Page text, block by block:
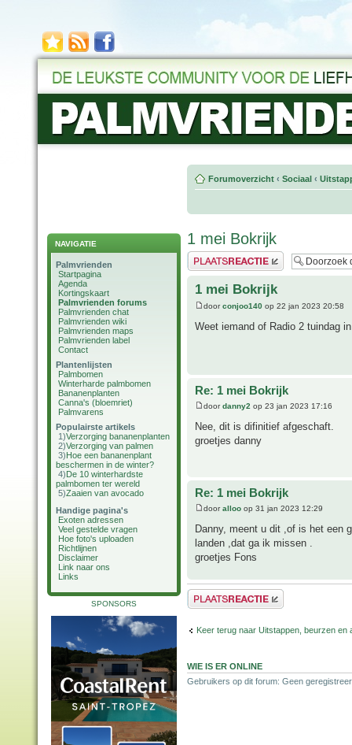
NAVIGATIE
Palmvrienden
Startpagina
Agenda
Kortingskaart
Palmvrienden forums
Palmvrienden chat
Palmvrienden wiki
Palmvrienden maps
Palmvrienden label
Contact
Plantenlijsten
Palmbomen
Winterharde palmbomen
Bananenplanten
Canna's (bloemriet)
Palmvarens
Populairste artikels
1)Verzorging bananenplanten
2)Verzorging van palmen
3)Hoe een bananenplant
beschermen in de winter?
4)De 10 winterhardste
palmbomen ter wereld
5)Zaaien van avocado
Handige pagina's
Exoten adressen
Veel gestelde vragen
Hoe foto's uploaden
Richtlijnen
Disclaimer
Link naar ons
Links
SPONSORS
Forumoverzicht ‹ Sociaal ‹
1 mei Bokrijk
Plaats een reactie
1 mei Bokrijk
doorconjoo140 op 22 jan 2023 20:58
Weet iemand of Radio 2 tuindag
Re: 1 mei Bokrijk
doordanny2 op 23 jan 2023 17:16
Nee, dit is difinitief afgeschaft.
groetjes danny
Re: 1 mei Bokrijk
dooralloo op 31 jan 2023 12:29
Danny, meent u dit ,of is het een
landen ,dat ga ik missen .
groetjes Fons
Plaats een reactie
Keer terug naar Uitstappen, beurzen en
WIE IS ER ONLINE
Gebruikers op dit forum: Geen